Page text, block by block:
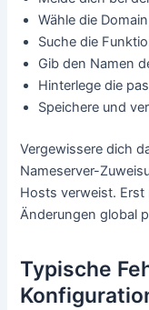
Wähle die
Suche die
Gib den Namen
Hinterlege die
Speichere und
Vergewissere dich
Nameserver-
Hosts verweist.
Änderungen global
Typische